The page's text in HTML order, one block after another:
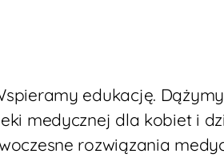
edukację.
medycznej dla kobiet i
rozwiązania